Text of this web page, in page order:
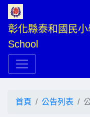
彰化縣泰和國民
School
首頁 公告列表